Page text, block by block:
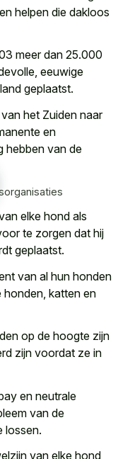
helpen die dakloos
meer dan 25.000
eeuwige
geplaatst.
het Zuiden naar
en
hebben van de
elke hond als
te zorgen dat hij
geplaatst.
van al hun honden
honden, katten en
op de hoogte zijn
zijn voordat ze in
en neutrale
van de
lossen.
van elke hond